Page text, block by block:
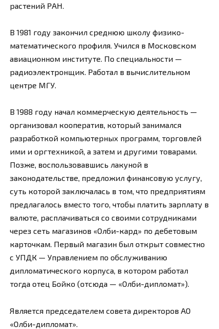
растений РАН.
В 1981 году закончил среднюю школу физико-
математического профиля. Учился в Московском
авиационном институте. По специальности —
радиоэлектронщик. Работал в вычислительном
центре МГУ.
В 1988 году начал коммерческую деятельность —
организовал кооператив, который занимался
разработкой компьютерных программ, торговлей
ими и оргтехникой, а затем и другими товарами.
Позже, воспользовавшись лакуной в
законодательстве, предложил финансовую услугу,
суть которой заключалась в том, что предприятиям
предлагалось вместо того, чтобы платить зарплату в
валюте, расплачиваться со своими сотрудниками
через сеть магазинов «Олби-кард» по дебетовым
карточкам. Первый магазин был открыт совместно
с УПДК — Управлением по обслуживанию
дипломатического корпуса, в котором работал
тогда отец Бойко (отсюда — «Олби-дипломат»).
Является председателем совета директоров АО
«Олби-дипломат».